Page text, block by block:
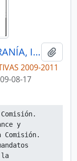
ACTAS COMISIÓN DE SOBERANÍA, INTEGRACIÓN, RELACIONES INTERNACIONALES Y SEGURIDAD INTEGRAL
2009-2011
08-17
y
la